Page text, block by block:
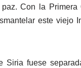
Con la
este viejo
Siria fuese